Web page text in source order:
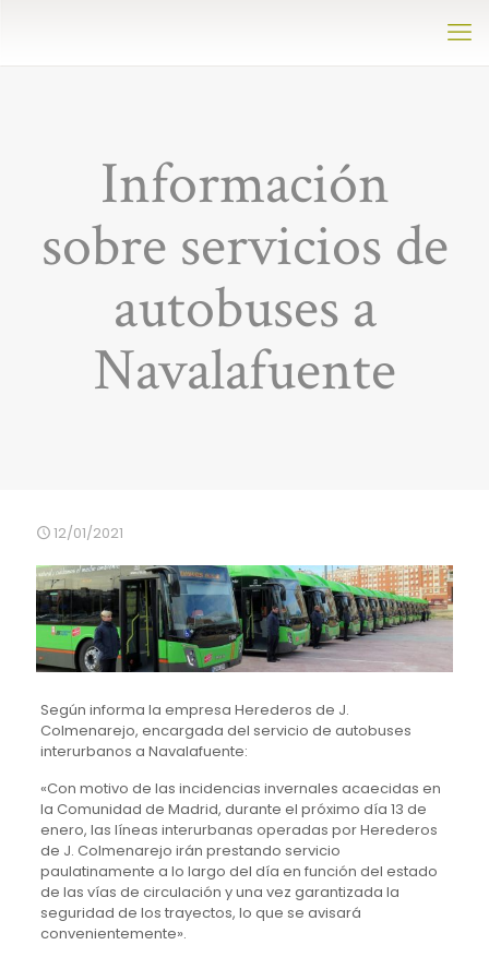
Información
sobre servicios de
autobuses a
Navalafuente
12/01/2021
Según informa la empresa Herederos de J.
Colmenarejo, encargada del servicio de autobuses
interurbanos a Navalafuente:
«Con motivo de las incidencias invernales acaecidas en
la Comunidad de Madrid, durante el próximo día 13 de
enero, las líneas interurbanas operadas por Herederos
de J. Colmenarejo irán prestando servicio
paulatinamente a lo largo del día en función del estado
de las vías de circulación y una vez garantizada la
seguridad de los trayectos, lo que se avisará
convenientemente».